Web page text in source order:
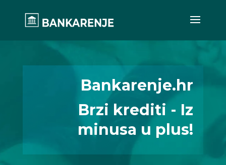
Bankarenje.hr
Brzi krediti - Iz
minusa u plus!